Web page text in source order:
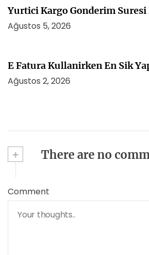
Yurtici Kargo Gonderim Suresi
Ağustos 5, 2026
E Fatura Kullanirken En Sik
Ağustos 2, 2026
+ There are no
Comment